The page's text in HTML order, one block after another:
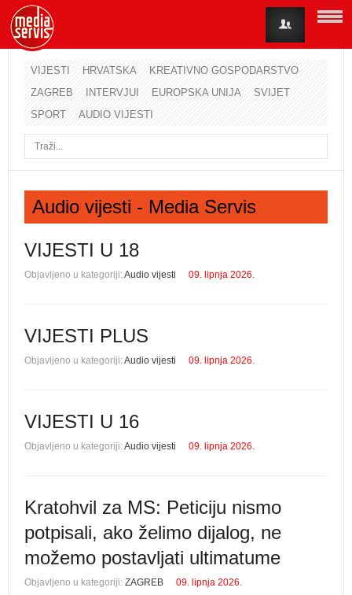
VIJESTI HRVATSKA
KREATIVNO GOSPODARSTVO
ZAGREB
INTERVJUI EUROPSKA UNIJA
SVIJET
SPORT
AUDIO VIJESTI
Audio vijesti - Media Servis
VIJESTI U 18
Objavljeno u kategoriji:Audio vijesti 09. lipnja 2026.
VIJESTI PLUS
Objavljeno u kategoriji:Audio vijesti 09. lipnja 2026.
VIJESTI U 16
Objavljeno u kategoriji:Audio vijesti 09. lipnja 2026.
Kratohvil za MS: Peticiju nismo
potpisali, ako želimo dijalog, ne
možemo postavljati ultimatume
Objavljeno u kategoriji: ZAGREB 09. lipnja 2026.
Korisničko ime
Lozinka
Zaboravili ste lozinku?